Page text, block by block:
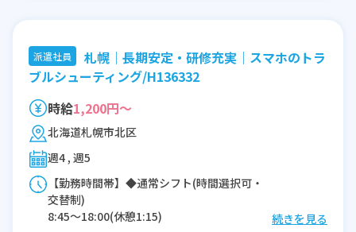
派遣社員
札幌｜長期安定・研修充実｜スマホのトラ
ブルシューティング/H136332
時給1,200円～
北海道札幌市北区
週4 , 週5
【勤務時間帯】◆通常シフト(時間選択可・
交替制)
8:45〜18:00(休憩1:15)
続きを見る